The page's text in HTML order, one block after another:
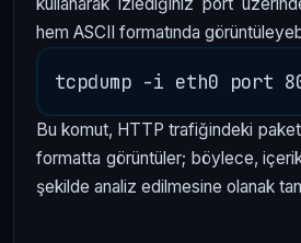
hem ASCII formatında
Bu komut, HTTP trafiğindeki
formatta görüntüler; böylece,
şekilde analiz edilmesine olanak